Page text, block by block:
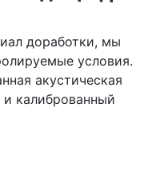
доработки, мы
условия.
акустическая
и калиброванный